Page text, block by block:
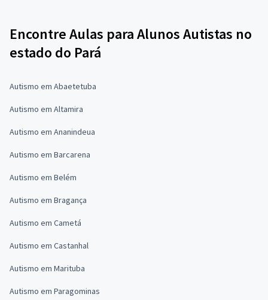
Encontre Aulas para Alunos Autistas no
estado do Pará
Autismo em Abaetetuba
Autismo em Altamira
Autismo em Ananindeua
Autismo em Barcarena
Autismo em Belém
Autismo em Bragança
Autismo em Cametá
Autismo em Castanhal
Autismo em Marituba
Autismo em Paragominas